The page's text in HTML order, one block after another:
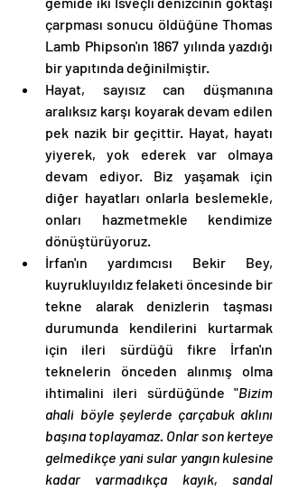
çarpması sonucu öldüğüne Thomas
Lamb Phipson'ın 1867 yılında yazdığı
bir yapıtında değinilmiştir.
Hayat, sayısız can düşmanına
aralıksız karşı koyarak devam edilen
pek nazik bir geçittir. Hayat, hayatı
yiyerek, yok ederek var olmaya
devam ediyor. Biz yaşamak için
diğer hayatları onlarla beslemekle,
onları hazmetmekle kendimize
dönüştürüyoruz.
İrfan'ın yardımcısı Bekir Bey,
kuyrukluyıldız felaketi öncesinde bir
tekne alarak denizlerin taşması
durumunda kendilerini kurtarmak
için ileri sürdüğü fikre İrfan'ın
teknelerin önceden alınmış olma
ihtimalini ileri sürdüğünde "Bizim
ahali böyle şeylerde çarçabuk aklını
başına toplayamaz. Onlar son kerteye
gelmedikçe yani sular yangın kulesine
kadar varmadıkça kayık, sandal